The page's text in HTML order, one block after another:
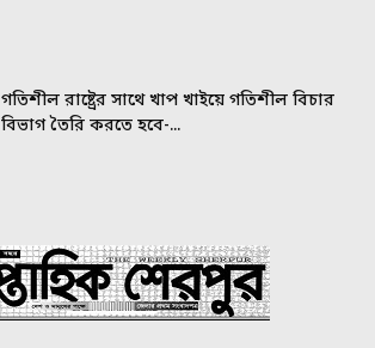
গতিশীল রাষ্ট্রের সাথে খাপ খাইয়ে গতিশীল বিচার
বিভাগ তৈরি করতে হবে-...